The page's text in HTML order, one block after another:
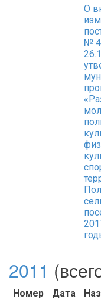
О
№
2011
Номер Дата